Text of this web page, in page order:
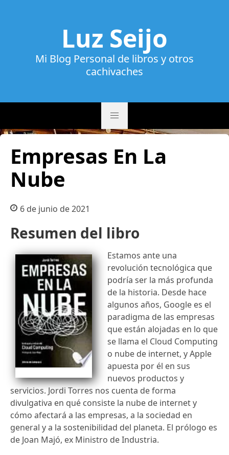
Luz Seijo
Mi Blog Personal de libros y otros
cachivaches
Empresas En La
Nube
6 de junio de 2021
Resumen del libro
Estamos ante una
revolución tecnológica que
podría ser la más profunda
de la historia. Desde hace
algunos años, Google es el
paradigma de las empresas
que están alojadas en lo que
se llama el Cloud Computing
o nube de internet, y Apple
apuesta por él en sus
nuevos productos y
servicios. Jordi Torres nos cuenta de forma
divulgativa en qué consiste la nube de internet y
cómo afectará a las empresas, a la sociedad en
general y a la sostenibilidad del planeta. El prólogo es
de Joan Majó, ex Ministro de Industria.